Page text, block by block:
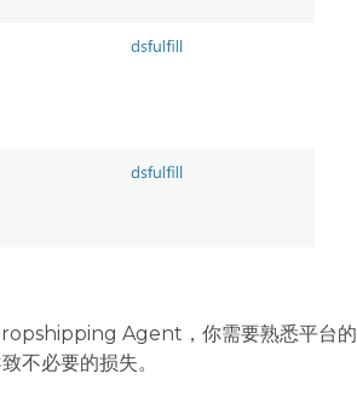
Agent，你需要熟悉平台的
不必要的损失。